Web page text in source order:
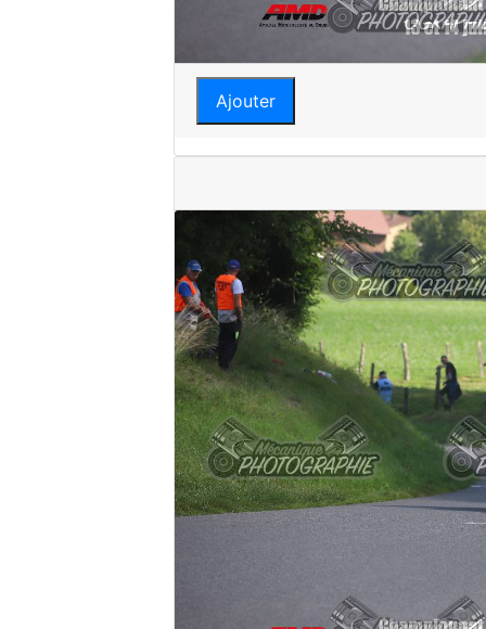
Ajouter